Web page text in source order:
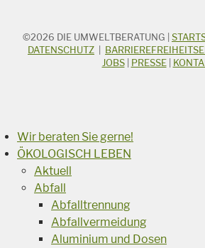
STICHWORTSUCHE
Suchbegriff
©2026 DIE UMWELTBERATUNG
DATENSCHUTZ
JOBS| PRESSE|
Wir beraten Sie gerne!
ÖKOLOGISCH LEBEN
Aktuell
Abfall
Abfalltrennung
Abfallvermeidung
Aluminium und Dosen